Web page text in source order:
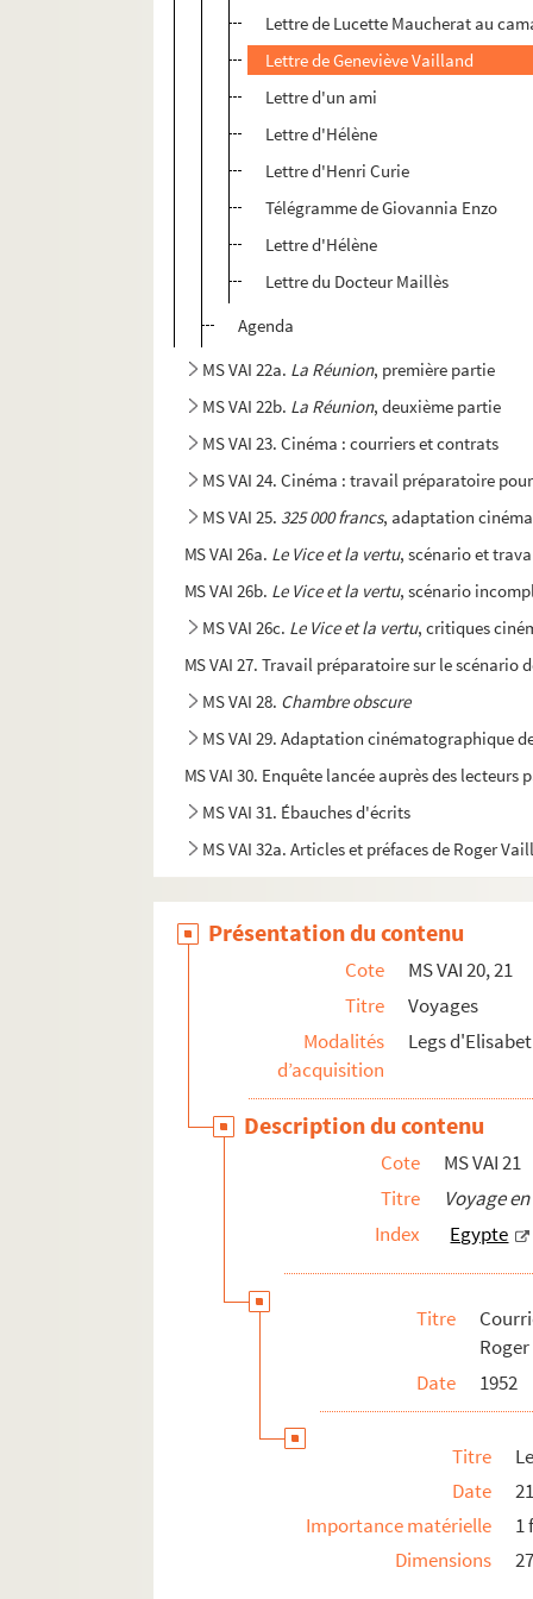
Lettre de Lucette Maucherat au
Lettre de Geneviève Vailland
Lettre d'un ami
Lettre d'Hélène
Lettre d'Henri Curie
Télégramme de Giovannia Enzo
Lettre d'Hélène
Lettre du Docteur Maillès
Agenda
MS VAI 22a. La Réunion, première partie
MS VAI 22b. La Réunion, deuxième partie
MS VAI 23. Cinéma : courriers et contrats
MS VAI 24. Cinéma : travail préparatoire
MS VAI 25. 325 000 francs, adaptation
MS VAI 26a. Le Vice et la vertu, scénario et
MS VAI 26b. Le Vice et la vertu, scénario
MS VAI 26c. Le Vice et la vertu, critiques
MS VAI 27. Travail préparatoire sur le scénario
MS VAI 28. Chambre obscure
MS VAI 29. Adaptation cinématographique
MS VAI 30. Enquête lancée auprès des lecteurs
MS VAI 31. Ébauches d'écrits
MS VAI 32a. Articles et préfaces de Roger
MS VAI 33a, 33b. Correspondances
MS VAI 34a. Politique
MS VAI 34b. Politique
MS VAI 35a. Notes éparses
MS VAI 35b-c. Notes éparses
MS VAI 36.Les quatre épreuves d'Eugéne-Marie
MS VAI 37.
La Fête
MS VAI 40b. Carnets de notes
MS VAI 42b. Drôle de jeu
MS VAI 44. Travaux de recherches
MS VAI 45. Projets inédits de fictions
Présentation du contenu
Cote
MS VAI 20, 21
Titre
Voyages
Modalités
d’acquisition
Legs
Description du contenu
Cote
MS VAI 21
Titre
Voyage
Index
Egypte
Titre
Date
1952
Titre
Date
Importance matérielle
1
Dimensions